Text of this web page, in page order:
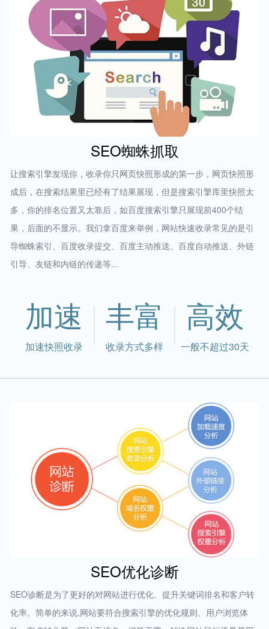
SEO蜘蛛抓取
让搜索引擎发现你，收录你只网页快照形成的第一步，网页快照形
成后，在搜索结果里已经有了结果展现，但是搜索引擎库里快照太
多，你的排名位置又太靠后，如百度搜索引擎只展现前400个结
果，后面的不显示。我们拿百度来举例，网站快速收录常见的是引
导蜘蛛索引、百度收录提交、百度主动推送、百度自动推送、外链
引导、友链和内链的传递等...
加速
加速快照收录
丰富
收录方式多样
高效
一般不超过30天
SEO优化诊断
SEO诊断是为了更好的对网站进行优化、提升关键词排名和客户转
化率。简单的来说,网站要符合搜索引擎的优化规则、用户浏览体